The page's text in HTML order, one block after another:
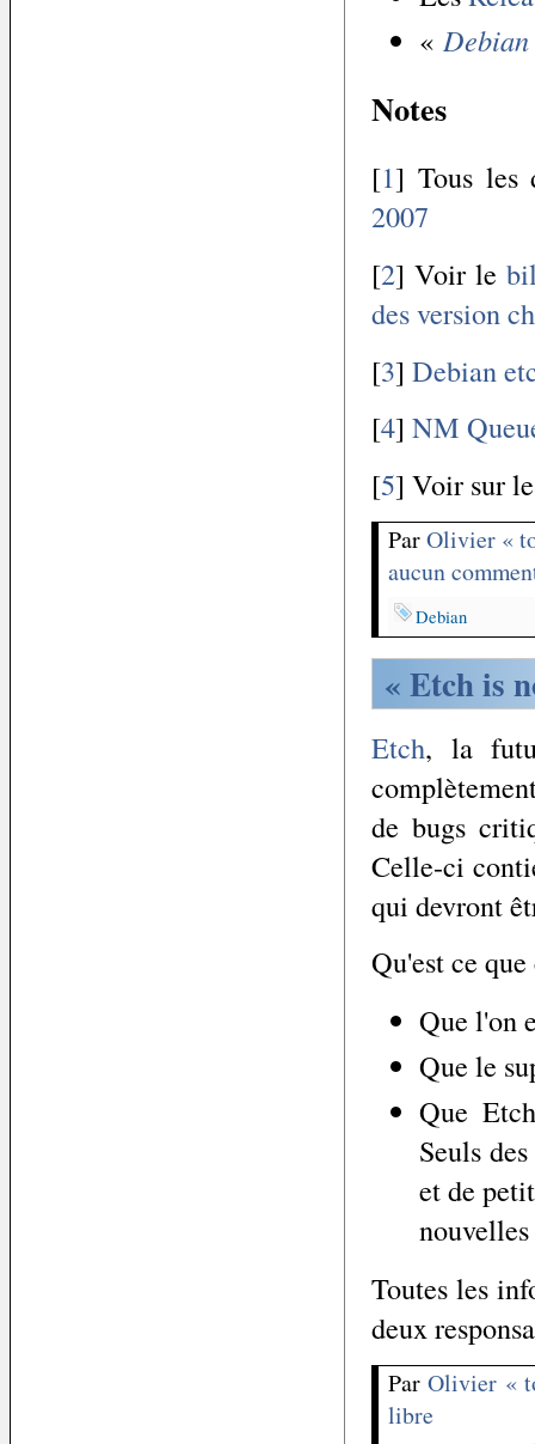
«
Notes
[1] Tous les
2007
[2] Voir le
des version
[3] Debian
[4] NM
[5] Voir sur
ParOlivier «
aucun
Debian
« Etch is
Etch, la
de bugs
Celle-ci
qui devront
Qu'est ce
Que l'on
Que le
Que
Seuls
et de
Toutes les
deux
ParOlivier «
libre